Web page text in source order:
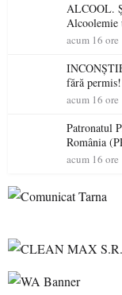
ALCOOL.
Alcoolemie
acum 16 ore
fără
acum 16 ore
Patronatul
România
electrică a
acum 16 ore